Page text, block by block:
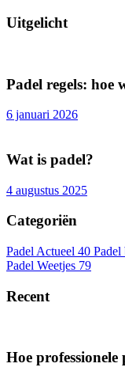
Uitgelicht
Padel regels: hoe
6 januari 2026
Wat is padel?
4 augustus 2025
Categoriën
Padel Actueel 40 Padel
Padel Weetjes 79
Recent
Hoe professionele